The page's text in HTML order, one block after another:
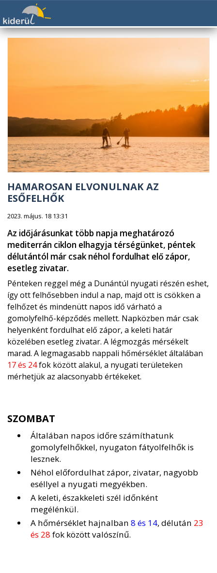
HAMAROSAN ELVONULNAK AZ
ESŐFELHŐK
2023. május. 18 13:31
Az időjárásunkat több napja meghatározó
mediterrán ciklon elhagyja térségünket, péntek
délutántól már csak néhol fordulhat elő zápor,
esetleg zivatar.
Pénteken reggel még a Dunántúl nyugati részén eshet,
így ott felhősebben indul a nap, majd ott is csökken a
felhőzet és mindenütt napos idő várható a
gomolyfelhő-képződés mellett. Napközben már csak
helyenként fordulhat elő zápor, a keleti határ
közelében esetleg zivatar. A légmozgás mérsékelt
marad. A legmagasabb nappali hőmérséklet általában
17 és 24fok között alakul, a nyugati területeken
mérhetjük az alacsonyabb értékeket.
SZOMBAT
Általában napos időre számíthatunk
gomolyfelhőkkel, nyugaton fátyolfelhők is
lesznek.
Néhol előfordulhat zápor, zivatar, nagyobb
eséllyel a nyugati megyékben.
A keleti, északkeleti szél időnként
megélénkül.
A hőmérséklet hajnalban 8 és 14, délután 23
és 28 fok között valószínű.